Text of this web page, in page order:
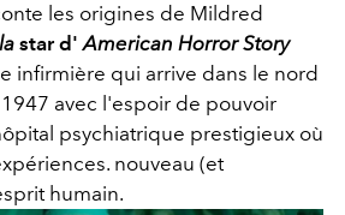
les origines de Mildred
la star d'American Horror Story
infirmière qui arrive dans le nord
avec l'espoir de pouvoir
psychiatrique prestigieux où
nouveau (et
humain.